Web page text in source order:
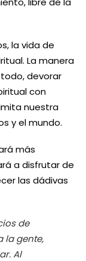
la vida de
La manera
devorar
con
nuestra
y el mundo.
más
a disfrutar de
las dádivas
de
la gente,
Al